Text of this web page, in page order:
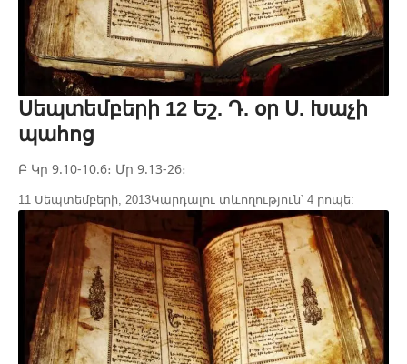
Սեպտեմբերի 12 Եշ. Դ. օր Ս. Խաչի
պահոց
Բ Կր 9.10-10.6։ Մր 9.13-26։
11 Սեպտեմբերի, 2013Կարդալու տևողություն՝ 4 րոպե: